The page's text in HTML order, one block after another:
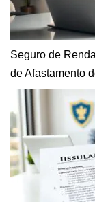
Seguro de
de Afastamento